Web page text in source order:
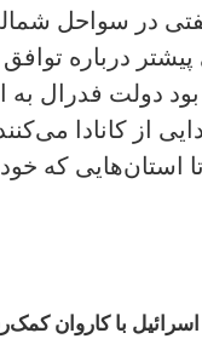
در سواحل
پیشتر درباره
بود دولت فدرال
از کانادا
استان‌هایی که خود
اسرائیل با کاروان